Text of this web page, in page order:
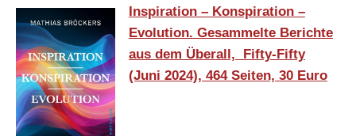
Inspiration – Konspiration –
Evolution. Gesammelte Berichte
aus dem Überall, Fifty-Fifty
(Juni 2024), 464 Seiten, 30 Euro